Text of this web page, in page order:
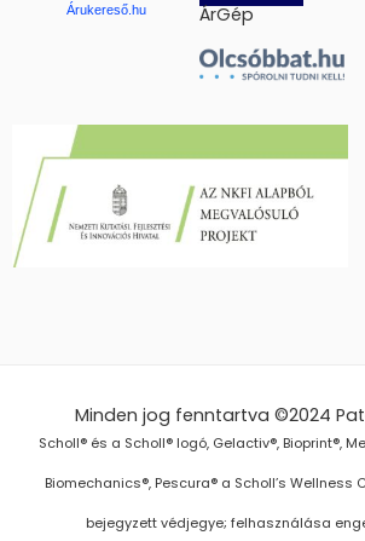
Árukereső.hu ÁrGép
Minden jog fenntartva ©2024
Scholl® és a Scholl® logó, Gelactiv®, Bioprint®,
Biomechanics®, Pescura® a Scholl’s
bejegyzett védjegye; felhasználása